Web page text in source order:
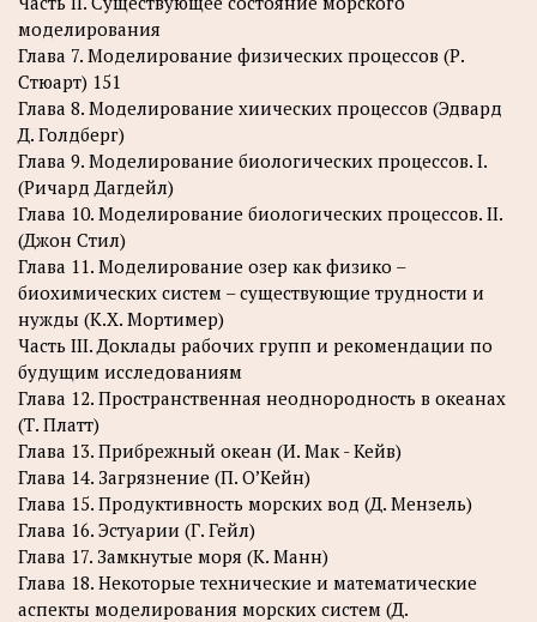
моделирования
Глава 7. Моделирование физических процессов (Р.
Стюарт) 151
Глава 8. Моделирование хиических процессов (Эдвард
Д. Голдберг)
Глава 9. Моделирование биологических процессов. I.
(Ричард Дагдейл)
Глава 10. Моделирование биологических процессов. II.
(Джон Стил)
Глава 11. Моделирование озер как физико –
биохимических систем – существующие трудности и
нужды (К.Х. Мортимер)
Часть III. Доклады рабочих групп и рекомендации по
будущим исследованиям
Глава 12. Пространственная неоднородность в океанах
(Т. Платт)
Глава 13. Прибрежный океан (И. Мак - Кейв)
Глава 14. Загрязнение (П. О’Кейн)
Глава 15. Продуктивность морских вод (Д. Мензель)
Глава 16. Эстуарии (Г. Гейл)
Глава 17. Замкнутые моря (К. Манн)
Глава 18. Некоторые технические и математические
аспекты моделирования морских систем (Д.